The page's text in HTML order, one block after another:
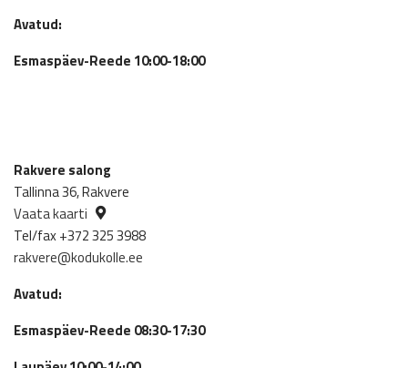
Avatud:
Esmaspäev-Reede 10:00-18:00
Rakvere salong
Tallinna 36, Rakvere
Vaata kaarti
Tel/fax +372 325 3988
rakvere@kodukolle.ee
Avatud:
Esmaspäev-Reede 08:30-17:30